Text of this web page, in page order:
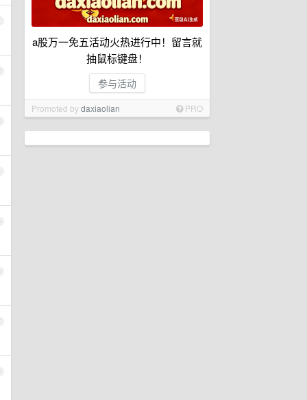
a股万一免五活动火热进行中！留言就
抽鼠标键盘！
参与活动
Promoted bydaxiaolian PRO